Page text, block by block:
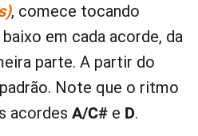
, comece tocando
em cada acorde, da
parte. A partir do
Note que o ritmo
acordes A/C# e D.